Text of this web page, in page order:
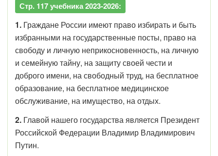
Стр. 117 учебника 2023-2026:
1. Граждане России имеют право избирать и быть
избранными на государственные посты, право на
свободу и личную неприкосновенность, на личную
и семейную тайну, на защиту своей чести и
доброго имени, на свободный труд, на бесплатное
образование, на бесплатное медицинское
обслуживание, на имущество, на отдых.
2. Главой нашего государства является Президент
Российской Федерации Владимир Владимирович
Путин.